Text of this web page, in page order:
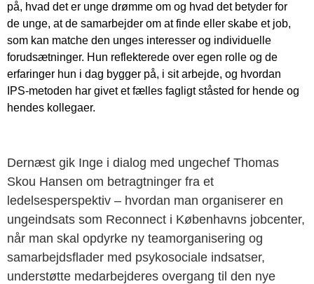
på, hvad det er unge drømme om og hvad det betyder for
de unge, at de samarbejder om at finde eller skabe et job,
som kan matche den unges interesser og individuelle
forudsætninger. Hun reflekterede over egen rolle og de
erfaringer hun i dag bygger på, i sit arbejde, og hvordan
IPS-metoden har givet et fælles fagligt ståsted for hende og
hendes kollegaer.
Dernæst gik Inge i dialog med ungechef Thomas
Skou Hansen om betragtninger fra et
ledelsesperspektiv – hvordan man organiserer en
ungeindsats som Reconnect i Københavns jobcenter,
når man skal opdyrke ny teamorganisering og
samarbejdsflader med psykosociale indsatser,
understøtte medarbejderes overgang til den nye